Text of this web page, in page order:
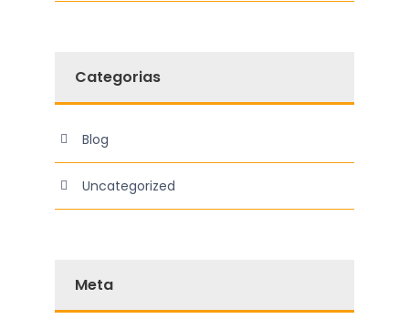
Categorias
Blog
Uncategorized
Meta